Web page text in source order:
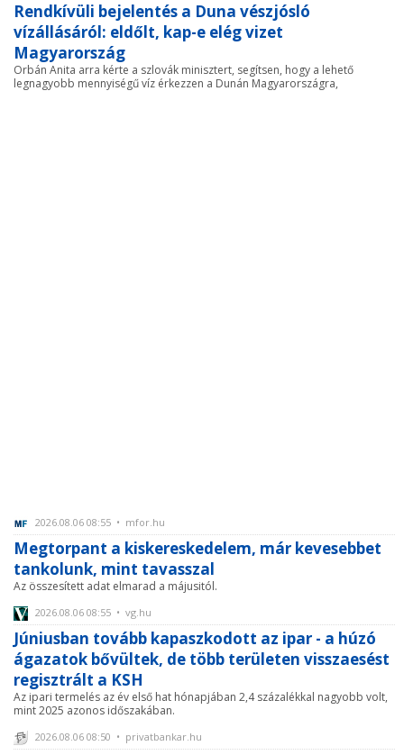
Rendkívüli bejelentés a Duna vészjósló
vízállásáról: eldőlt, kap-e elég vizet
Magyarország
Orbán Anita arra kérte a szlovák minisztert, segítsen, hogy a lehető
legnagyobb mennyiségű víz érkezzen a Dunán Magyarországra,
2026.08.06 08:55 • mfor.hu
Megtorpant a kiskereskedelem, már kevesebbet
tankolunk, mint tavasszal
Az összesített adat elmarad a májusitól.
2026.08.06 08:55 • vg.hu
Júniusban tovább kapaszkodott az ipar - a húzó
ágazatok bővültek, de több területen visszaesést
regisztrált a KSH
Az ipari termelés az év első hat hónapjában 2,4 százalékkal nagyobb volt,
mint 2025 azonos időszakában.
2026.08.06 08:50 • privatbankar.hu